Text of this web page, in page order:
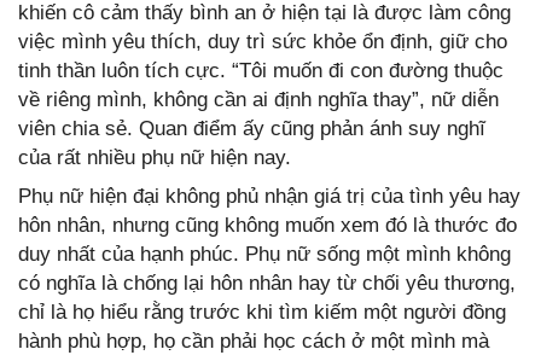
khiến cô cảm thấy bình an ở hiện tại là được làm công
việc mình yêu thích, duy trì sức khỏe ổn định, giữ cho
tinh thần luôn tích cực. “Tôi muốn đi con đường thuộc
về riêng mình, không cần ai định nghĩa thay”, nữ diễn
viên chia sẻ. Quan điểm ấy cũng phản ánh suy nghĩ
của rất nhiều phụ nữ hiện nay.
Phụ nữ hiện đại không phủ nhận giá trị của tình yêu hay
hôn nhân, nhưng cũng không muốn xem đó là thước đo
duy nhất của hạnh phúc. Phụ nữ sống một mình không
có nghĩa là chống lại hôn nhân hay từ chối yêu thương,
chỉ là họ hiểu rằng trước khi tìm kiếm một người đồng
hành phù hợp, họ cần phải học cách ở một mình mà